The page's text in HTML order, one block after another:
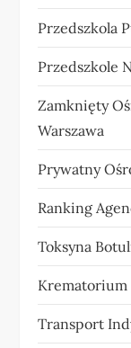
Przedszkola
Przedszkole
Zamknięty
Warszawa
Prywatny
Ranking
Toksyna
Krematorium
Transport